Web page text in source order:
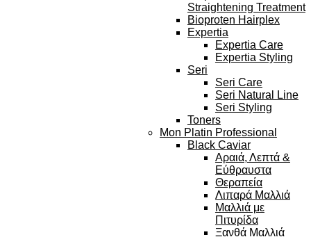
Straightening Treatment
Bioproten Hairplex
Expertia
Expertia Care
Expertia Styling
Seri
Seri Care
Seri Natural Line
Seri Styling
Toners
Mon Platin Professional
Black Caviar
Αραιά, Λεπτά &
Εύθραυστα
Θεραπεία
Λιπαρά Μαλλιά
Μαλλιά με
Πιτυρίδα
Ξανθά Μαλλιά